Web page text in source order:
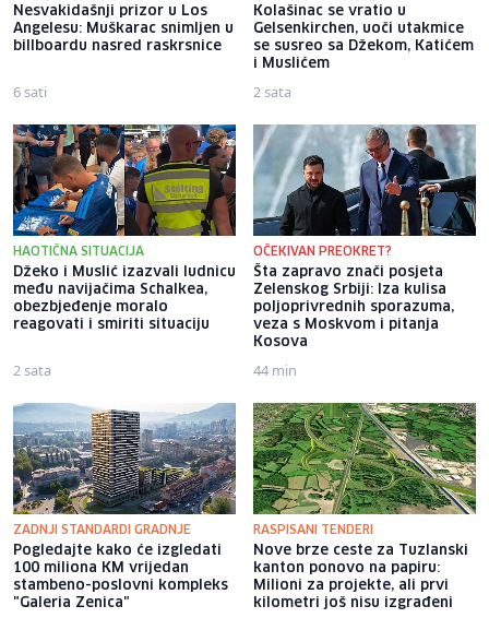
Nesvakidašnji prizor u Los
Angelesu: Muškarac snimljen u
billboardu nasred raskrsnice
6 sati
Kolašinac se vratio u
Gelsenkirchen, uoči utakmice
se susreo sa Džekom, Katićem
i Muslićem
2 sata
HAOTIČNA SITUACIJA
Džeko i Muslić izazvali ludnicu
među navijačima Schalkea,
obezbjeđenje moralo
reagovati i smiriti situaciju
2 sata
OČEKIVAN PREOKRET?
Šta zapravo znači posjeta
Zelenskog Srbiji: Iza kulisa
poljoprivrednih sporazuma,
veza s Moskvom i pitanja
Kosova
44 min
ZADNJI STANDARDI GRADNJE
Pogledajte kako će izgledati
100 miliona KM vrijedan
stambeno-poslovni kompleks
"Galeria Zenica"
RASPISANI TENDERI
Nove brze ceste za Tuzlanski
kanton ponovo na papiru:
Milioni za projekte, ali prvi
kilometri još nisu izgrađeni